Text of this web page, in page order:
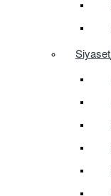
Siyaset